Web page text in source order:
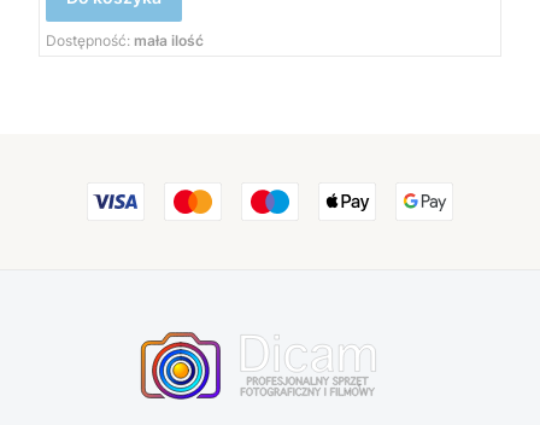
Dostępność: mała ilość